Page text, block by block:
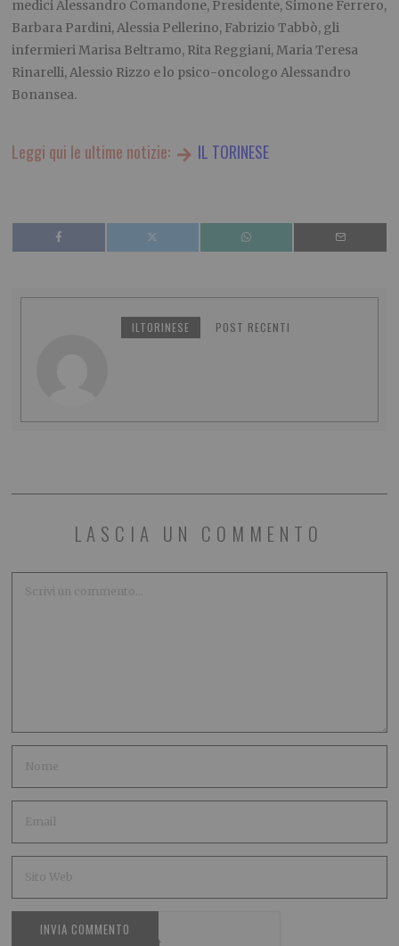
medici Alessandro Comandone, Presidente, Simone Ferrero,
Barbara Pardini, Alessia Pellerino, Fabrizio Tabbò, gli
infermieri Marisa Beltramo, Rita Reggiani, Maria Teresa
Rinarelli, Alessio Rizzo e lo psico-oncologo Alessandro
Bonansea.
Leggi qui le ultime notizie: IL TORINESE
ILTORINESE POST RECENTI
LASCIA UN COMMENTO